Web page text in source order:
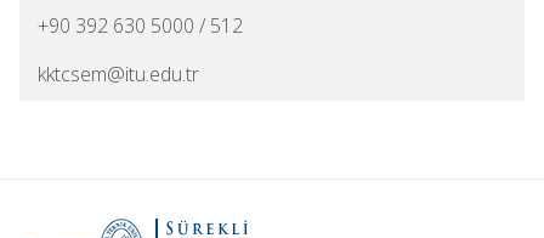
+90 392 630 5000 / 512
kktcsem@itu.edu.tr